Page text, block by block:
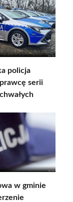
policja
serii
w gminie